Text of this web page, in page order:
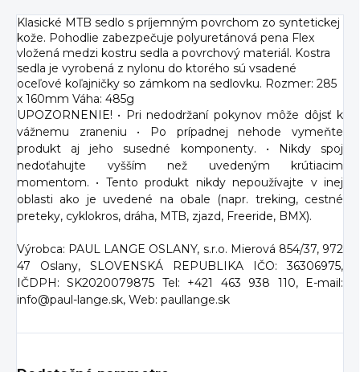
Klasické MTB sedlo s príjemným povrchom zo syntetickej
kože. Pohodlie zabezpečuje polyuretánová pena Flex
vložená medzi kostru sedla a povrchový materiál. Kostra
sedla je vyrobená z nylonu do ktorého sú vsadené
oceľové koľajničky so zámkom na sedlovku. Rozmer: 285
x 160mm Váha: 485g
UPOZORNENIE! • Pri nedodržaní pokynov môže dôjsť k
vážnemu zraneniu • Po prípadnej nehode vymeňte
produkt aj jeho susedné komponenty. • Nikdy spoj
nedoťahujte vyšším než uvedeným krútiacim
momentom. • Tento produkt nikdy nepoužívajte v inej
oblasti ako je uvedené na obale (napr. treking, cestné
preteky, cyklokros, dráha, MTB, zjazd, Freeride, BMX).
Výrobca: PAUL LANGE OSLANY, s.r.o. Mierová 854/37, 972
47 Oslany, SLOVENSKÁ REPUBLIKA IČO: 36306975,
IČDPH: SK2020079875 Tel: +421 463 938 110, E-mail:
info@paul-lange.sk, Web: paullange.sk